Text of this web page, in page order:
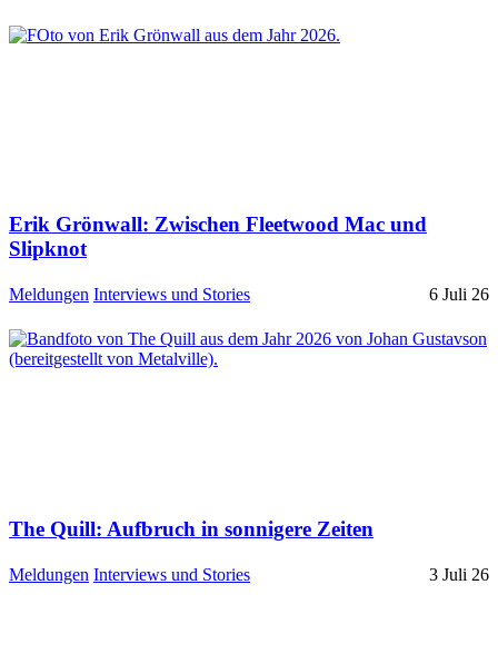
Erik Grönwall: Zwischen Fleetwood Mac und
Slipknot
Meldungen Interviews und Stories 6 Juli 26
The Quill: Aufbruch in sonnigere Zeiten
Meldungen Interviews und Stories 3 Juli 26